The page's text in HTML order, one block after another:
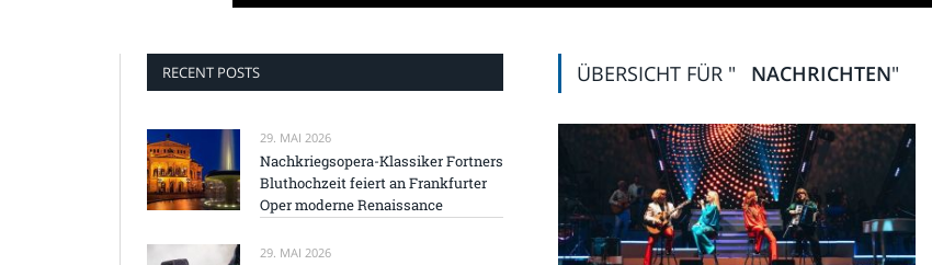
ÜBERSICHT FÜR " NACHRICHTEN"
RECENT POSTS
29. MAI 2026
Nachkriegsopera-Klassiker Fortners
Bluthochzeit feiert an Frankfurter
Oper moderne Renaissance
29. MAI 2026